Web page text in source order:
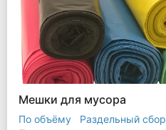
Мешки для мусора
По объёму
Раздельный сбор